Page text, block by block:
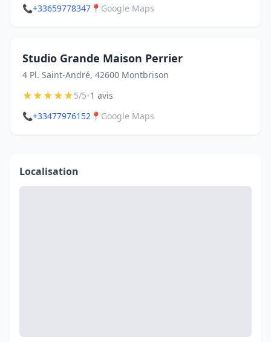
📞+33659778347 📍 Google Maps
Studio Grande Maison Perrier
4 Pl. Saint-André, 42600 Montbrison
★★★★★5/5•1 avis
📞+33477976152 📍 Google Maps
Localisation